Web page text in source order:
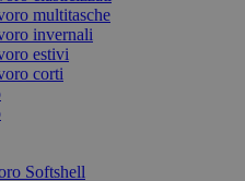
multitasche
invernali
estivi
corti
Softshell